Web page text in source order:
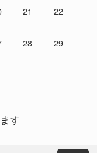
21 22
28 29
す